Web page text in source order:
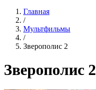
Главная
/
Мультфильмы
/
Зверополис 2
Зверополис 2